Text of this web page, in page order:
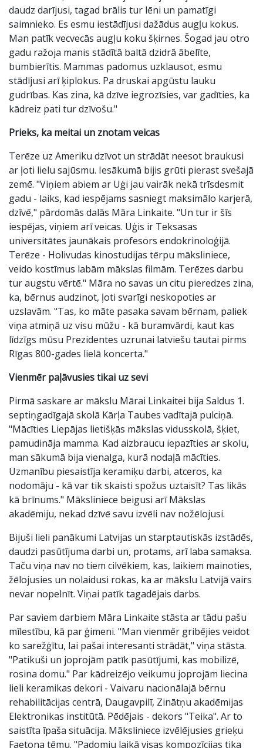
daudz darījusi, tagad brālis tur lēni un pamatīgi
saimnieko. Es esmu iestādījusi dažādus augļu kokus.
Man patīk vecvecās augļu koku šķirnes. Šogad jau otro
gadu ražoja manis stādītā baltā dzidrā ābelīte,
bumbierītis. Mammas padomus uzklausot, esmu
stādījusi arī ķiplokus. Pa druskai apgūstu lauku
gudrības. Kas zina, kā dzīve iegrozīsies, var gadīties, ka
kādreiz pati tur dzīvošu."
Prieks, ka meitai un znotam veicas
Terēze uz Ameriku dzīvot un strādāt neesot braukusi
ar ļoti lielu sajūsmu. Iesākumā bijis grūti pierast svešajā
zemē. "Viņiem abiem ar Uģi jau vairāk nekā trīsdesmit
gadu - laiks, kad iespējams sasniegt maksimālo karjerā,
dzīvē," pārdomās dalās Māra Linkaite. "Un tur ir šīs
iespējas, viņiem arī veicas. Uģis ir Teksasas
universitātes jaunākais profesors endokrinoloģijā.
Terēze - Holivudas kinostudijas tērpu māksliniece,
veido kostīmus labām mākslas filmām. Terēzes darbu
tur augstu vērtē." Māra no savas un citu pieredzes zina,
ka, bērnus audzinot, ļoti svarīgi neskopoties ar
uzslavām. "Tas, ko māte pasaka savam bērnam, paliek
viņa atmiņā uz visu mūžu - kā buramvārdi, kaut kas
līdzīgs mūsu Prezidentes uzrunai latviešu tautai pirms
Rīgas 800-gades lielā koncerta."
Vienmēr paļāvusies tikai uz sevi
Pirmā saskare ar mākslu Mārai Linkaitei bija Saldus 1.
septiņgadīgajā skolā Kārļa Taubes vadītajā pulciņā.
"Mācīties Liepājas lietišķās mākslas vidusskolā, šķiet,
pamudināja mamma. Kad aizbraucu iepazīties ar skolu,
man sākumā bija vienalga, kurā nodaļā mācīties.
Uzmanību piesaistīja keramiķu darbi, atceros, ka
nodomāju - kā var tik skaisti spožus uztaisīt? Tas likās
kā brīnums." Māksliniece beigusi arī Mākslas
akadēmiju, nekad dzīvē savu izvēli nav nožēlojusi.
Bijuši lieli panākumi Latvijas un starptautiskās izstādēs,
daudzi pasūtījuma darbi un, protams, arī laba samaksa.
Taču viņa nav no tiem cilvēkiem, kas, laikiem mainoties,
žēlojusies un nolaidusi rokas, ka ar mākslu Latvijā vairs
nevar nopelnīt. Viņai patīk tagadējais darbs.
Par saviem darbiem Māra Linkaite stāsta ar tādu pašu
mīlestību, kā par ģimeni. "Man vienmēr gribējies veidot
ko sarežģītu, lai pašai interesanti strādāt," viņa stāsta.
"Patikuši un joprojām patīk pasūtījumi, kas mobilizē,
rosina domu." Par kādreizējo veikumu joprojām liecina
lieli keramikas dekori - Vaivaru nacionālajā bērnu
rehabilitācijas centrā, Daugavpilī, Zinātņu akadēmijas
Elektronikas institūtā. Pēdējais - dekors "Teika". Ar to
saistīta īpaša situācija. Māksliniece izvēlējusies grieķu
Faetona tēmu. "Padomju laikā visas kompozīcijas tika